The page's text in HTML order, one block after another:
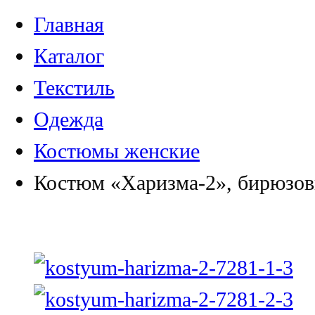
Главная
Каталог
Текстиль
Одежда
Костюмы женские
Костюм «Харизма-2»,